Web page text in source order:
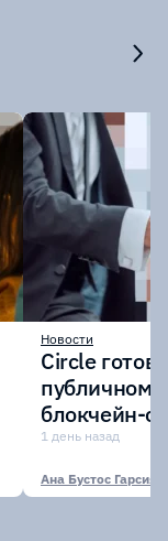
Новости
Circle
публичному
блокчейн-
участии
1 день назад
Ана Бустос Гарсия